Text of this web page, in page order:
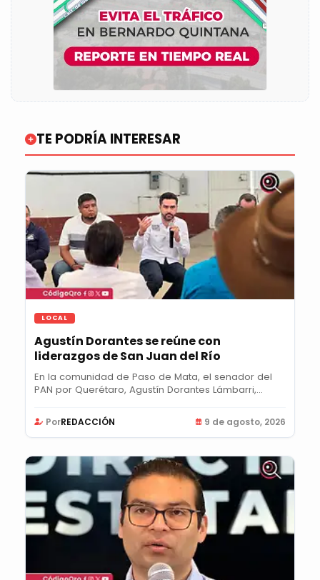
TE PODRÍA INTERESAR
LOCAL
Agustín Dorantes se reúne con
liderazgos de San Juan del Río
En la comunidad de Paso de Mata, el senador del
PAN por Querétaro, Agustín Dorantes Lámbarri,...
PorREDACCIÓN 9 de agosto, 2026